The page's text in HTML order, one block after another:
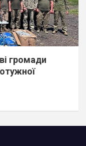
громади